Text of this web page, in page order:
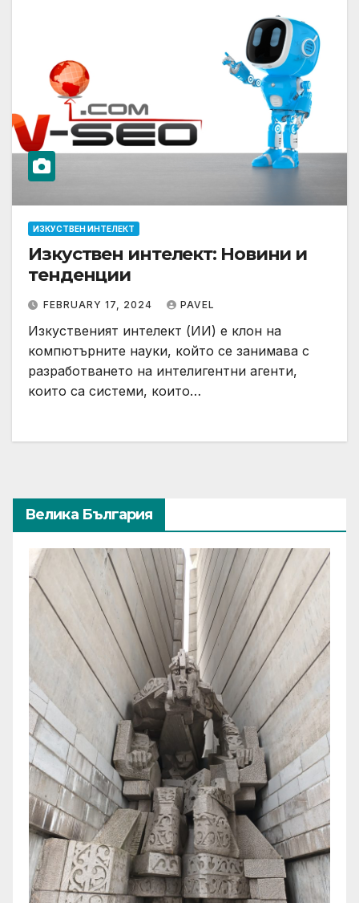
ИЗКУСТВЕН ИНТЕЛЕКТ
Изкуствен интелект: Новини и
тенденции
FEBRUARY 17, 2024 PAVEL
Изкуственият интелект (ИИ) е клон на
компютърните науки, който се занимава с
разработването на интелигентни агенти,
които са системи, които…
Велика България